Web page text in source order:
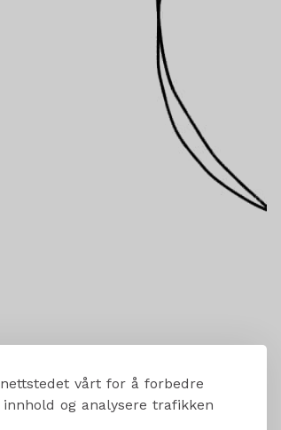
vårt for å forbedre
og analysere trafikken